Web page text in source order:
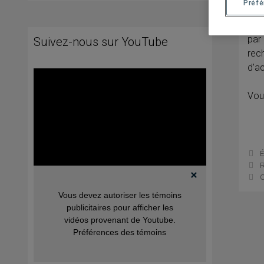
la
par
Suivez-nous sur YouTube
Vous devez autoriser les témoins
publicitaires pour afficher les
vidéos provenant de Youtube.
Préférences des témoins